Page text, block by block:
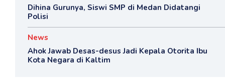
Dihina Gurunya, Siswi SMP di Medan Didatangi
Polisi
News
Ahok Jawab Desas-desus Jadi Kepala Otorita Ibu
Kota Negara di Kaltim